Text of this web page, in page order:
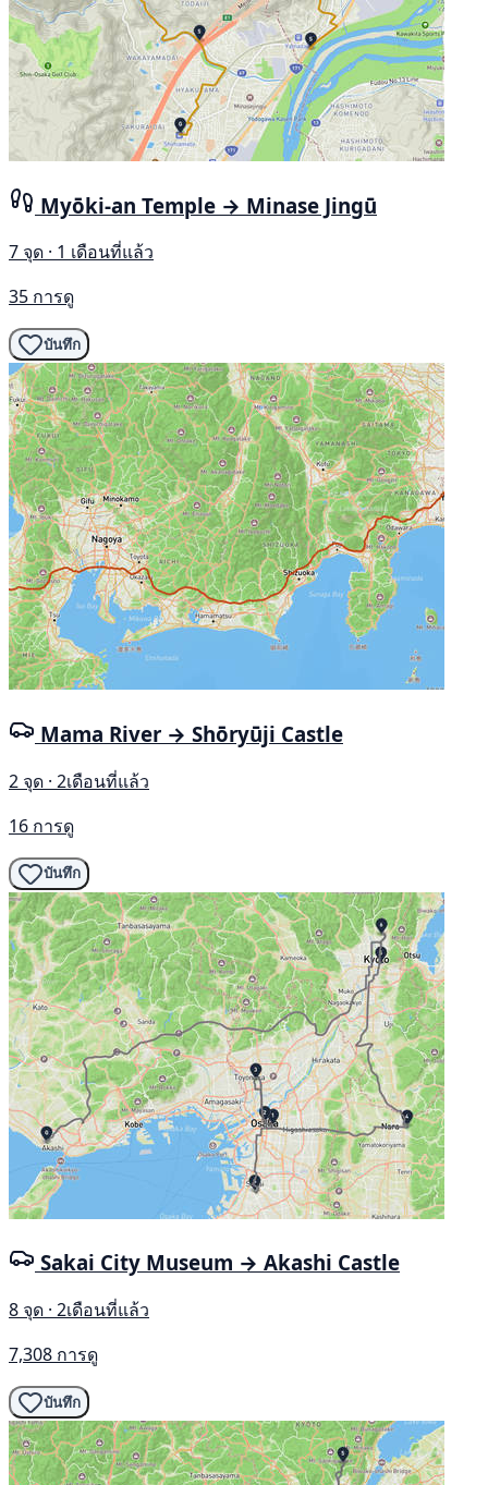
Myōki-an Temple → Minase Jingū
7 จุด · 1 เดือนที่แล้ว
35 การดู
บันทึก
Mama River → Shōryūji Castle
2 จุด · 2เดือนที่แล้ว
16 การดู
บันทึก
Sakai City Museum → Akashi Castle
8 จุด · 2เดือนที่แล้ว
7,308 การดู
บันทึก